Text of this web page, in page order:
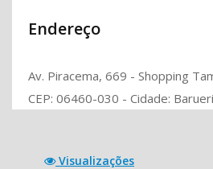
Endereço
Av. Piracema, 669 - Shopping
CEP: 06460-030 - Cidade:
Visualizações